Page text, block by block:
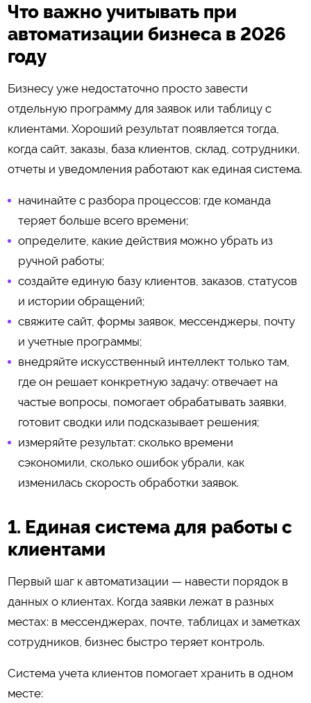
Что важно учитывать при
автоматизации бизнеса в 2026
году
Бизнесу уже недостаточно просто завести
отдельную программу для заявок или таблицу с
клиентами. Хороший результат появляется тогда,
когда сайт, заказы, база клиентов, склад, сотрудники,
отчеты и уведомления работают как единая система.
начинайте с разбора процессов: где команда
теряет больше всего времени;
определите, какие действия можно убрать из
ручной работы;
создайте единую базу клиентов, заказов, статусов
и истории обращений;
свяжите сайт, формы заявок, мессенджеры, почту
и учетные программы;
внедряйте искусственный интеллект только там,
где он решает конкретную задачу: отвечает на
частые вопросы, помогает обрабатывать заявки,
готовит сводки или подсказывает решения;
измеряйте результат: сколько времени
сэкономили, сколько ошибок убрали, как
изменилась скорость обработки заявок.
1. Единая система для работы с
клиентами
Первый шаг к автоматизации — навести порядок в
данных о клиентах. Когда заявки лежат в разных
местах: в мессенджерах, почте, таблицах и заметках
сотрудников, бизнес быстро теряет контроль.
Система учета клиентов помогает хранить в одном
месте: